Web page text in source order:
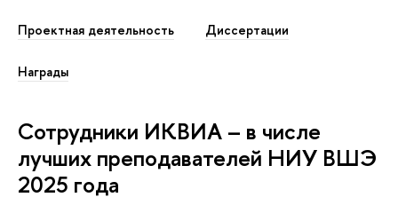
Проектная деятельность Диссертации
Награды
Сотрудники ИКВИА – в числе
лучших преподавателей НИУ ВШЭ
2025 года